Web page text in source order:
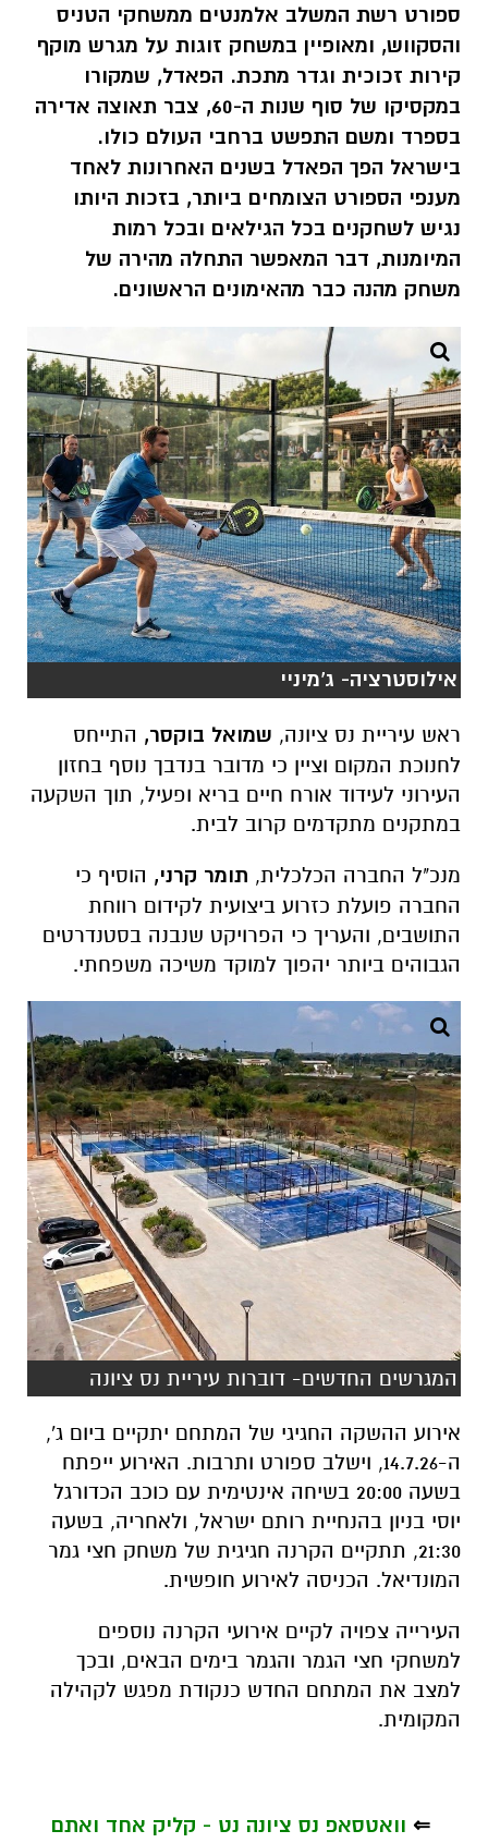
ספורט רשת המשלב אלמנטים ממשחקי הטניס
והסקווש, ומאופיין במשחק זוגות על מגרש מוקף
קירות זכוכית וגדר מתכת. הפאדל, שמקורו
במקסיקו של סוף שנות ה-60, צבר תאוצה אדירה
בספרד ומשם התפשט ברחבי העולם כולו.
בישראל הפך הפאדל בשנים האחרונות לאחד
מענפי הספורט הצומחים ביותר, בזכות היותו
נגיש לשחקנים בכל הגילאים ובכל רמות
המיומנות, דבר המאפשר התחלה מהירה של
משחק מהנה כבר מהאימונים הראשונים.
אילוסטרציה- ג'מיניי
ראש עיריית נס ציונה, שמואל בוקסר, התייחס
לחנוכת המקום וציין כי מדובר בנדבך נוסף בחזון
העירוני לעידוד אורח חיים בריא ופעיל, תוך השקעה
במתקנים מתקדמים קרוב לבית.
מנכ"ל החברה הכלכלית, תומר קרני, הוסיף כי
החברה פועלת כזרוע ביצועית לקידום רווחת
התושבים, והעריך כי הפרויקט שנבנה בסטנדרטים
הגבוהים ביותר יהפוך למוקד משיכה משפחתי.
המגרשים החדשים- דוברות עיריית נס ציונה
אירוע ההשקה החגיגי של המתחם יתקיים ביום ג',
ה-14.7.26, וישלב ספורט ותרבות. האירוע ייפתח
בשעה 20:00 בשיחה אינטימית עם כוכב הכדורגל
יוסי בניון בהנחיית רותם ישראל, ולאחריה, בשעה
21:30, תתקיים הקרנה חגיגית של משחק חצי גמר
המונדיאל. הכניסה לאירוע חופשית.
העירייה צפויה לקיים אירועי הקרנה נוספים
למשחקי חצי הגמר והגמר בימים הבאים, ובכך
למצב את המתחם החדש כנקודת מפגש לקהילה
המקומית.
⇐ וואטסאפ נס ציונה נט - קליק אחד ואתם